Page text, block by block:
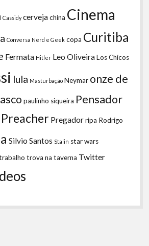
Cassidy cervejachina Cinema
Conversa Nerd e Geek copa Curitiba
Fermata Hitler Leo OliveiraLos Chicos
lula Masturbação Neymar onze de
paulinho siqueira Pensador
Preacher Pregadorripa Rodrigo
Silvio Santos Stalin star wars
trova na taverna Twitter